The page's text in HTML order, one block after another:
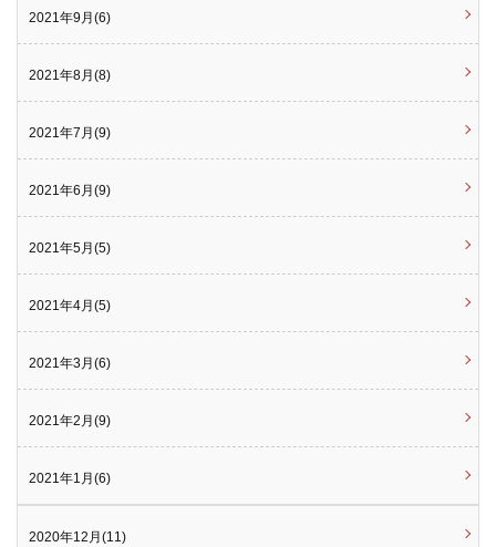
2021年9月(6)
2021年8月(8)
2021年7月(9)
2021年6月(9)
2021年5月(5)
2021年4月(5)
2021年3月(6)
2021年2月(9)
2021年1月(6)
2020年12月(11)